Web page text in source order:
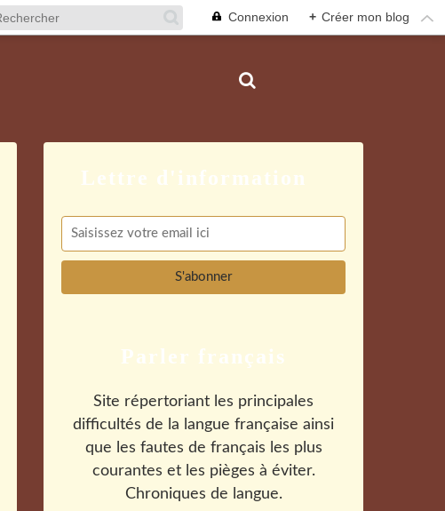
Connexion + Créer mon blog
Parler français
Site répertoriant les principales
difficultés de la langue française ainsi
que les fautes de français les plus
courantes et les pièges à éviter.
Chroniques de langue.